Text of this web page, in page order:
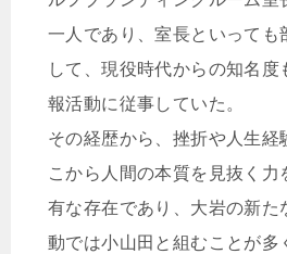
一人であり、室長といっても
して、現役時代からの知名
報活動に従事していた。
その経歴から、挫折や人生経
こから人間の本質を見抜く
有な存在であり、大岩の新た
動では小山田と組むことが多